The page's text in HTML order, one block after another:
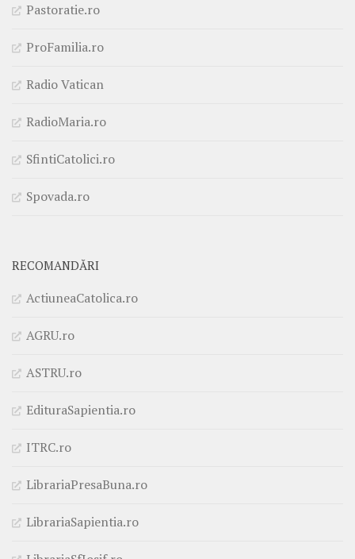
Pastoratie.ro
ProFamilia.ro
Radio Vatican
RadioMaria.ro
SfintiCatolici.ro
Spovada.ro
RECOMANDĂRI
ActiuneaCatolica.ro
AGRU.ro
ASTRU.ro
EdituraSapientia.ro
ITRC.ro
LibrariaPresaBuna.ro
LibrariaSapientia.ro